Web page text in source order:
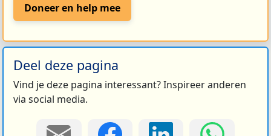
Doneer en help mee
Deel deze pagina
Vind je deze pagina interessant? Inspireer anderen
via social media.